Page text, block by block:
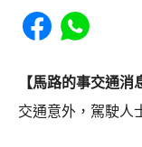
Share to Facebook
Share to
【馬路的事交通消
交通意外，駕駛人